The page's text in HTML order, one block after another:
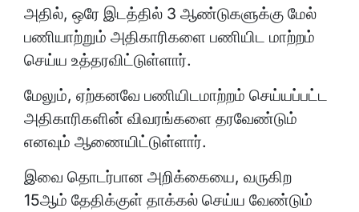
அதில், ஒரே இடத்தில் 3 ஆண்டுகளுக்கு மேல்
பணியாற்றும் அதிகாரிகளை பணியிட மாற்றம்
செய்ய உத்தரவிட்டுள்ளார்.
மேலும், ஏற்கனவே பணியிடமாற்றம் செய்யப்பட்ட
அதிகாரிகளின் விவரங்களை தரவேண்டும்
எனவும் ஆணையிட்டுள்ளார்.
இவை தொடர்பான அறிக்கையை, வருகிற
15ஆம் தேதிக்குள் தாக்கல் செய்ய வேண்டும்